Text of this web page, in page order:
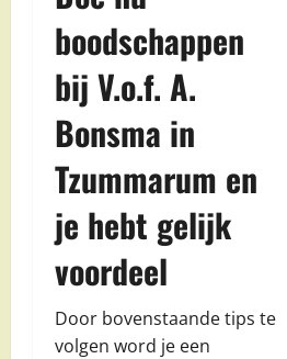
boodschappen
bij V.o.f. A.
Bonsma in
Tzummarum en
je hebt gelijk
voordeel
Door bovenstaande tips te
volgen word je een